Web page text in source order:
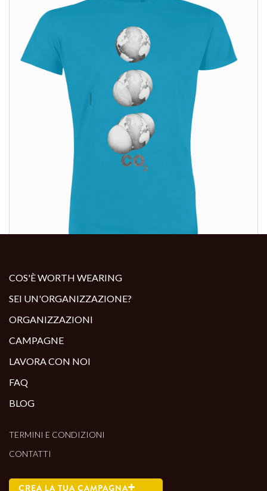
ALTRI PRODOTTI:
COS'È WORTH WEARING
SEI UN'ORGANIZZAZIONE?
ORGANIZZAZIONI
CAMPAGNE
LAVORA CON NOI
FAQ
BLOG
TERMINI E CONDIZIONI
CONTATTI
CREA LA TUA CAMPAGNA